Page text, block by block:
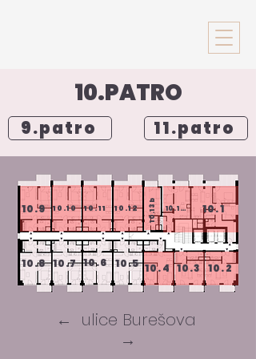
10.PATRO
9.patro 11.patro
10.1
10.2
10.3
10.4
10.5
10.7
10.8
10.9 10.10 10.11 10.12
10.6
10.13b 10.13a
← ulice Burešova
→